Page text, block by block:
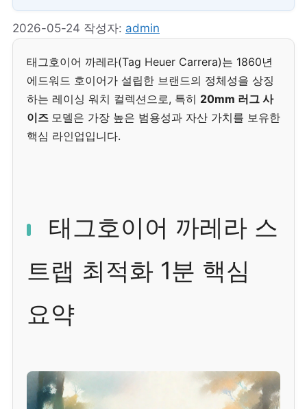
2026-05-24 작성자: admin
태그호이어 까레라(Tag Heuer Carrera)는 1860년
에드워드 호이어가 설립한 브랜드의 정체성을 상징
하는 레이싱 워치 컬렉션으로, 특히 20mm 러그 사
이즈 모델은 가장 높은 범용성과 자산 가치를 보유한
핵심 라인업입니다.
태그호이어 까레라 스
트랩 최적화 1분 핵심
요약